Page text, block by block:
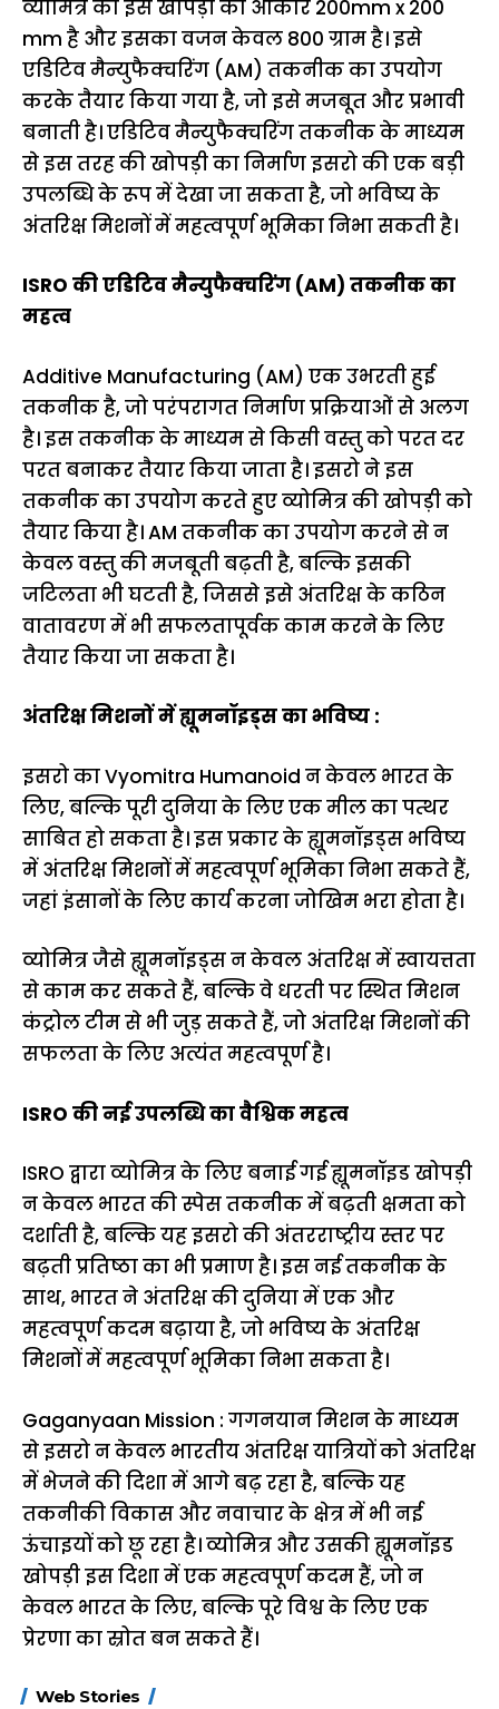
व्योमित्र की इस खोपड़ी का आकार 200mm x 200
mm है और इसका वजन केवल 800 ग्राम है। इसे
एडिटिव मैन्युफैक्चरिंग (AM) तकनीक का उपयोग
करके तैयार किया गया है, जो इसे मजबूत और प्रभावी
बनाती है। एडिटिव मैन्युफैक्चरिंग तकनीक के माध्यम
से इस तरह की खोपड़ी का निर्माण इसरो की एक बड़ी
उपलब्धि के रूप में देखा जा सकता है, जो भविष्य के
अंतरिक्ष मिशनों में महत्वपूर्ण भूमिका निभा सकती है।
ISRO की एडिटिव मैन्युफैक्चरिंग (AM) तकनीक का
महत्व
Additive Manufacturing (AM) एक उभरती हुई
तकनीक है, जो परंपरागत निर्माण प्रक्रियाओं से अलग
है। इस तकनीक के माध्यम से किसी वस्तु को परत दर
परत बनाकर तैयार किया जाता है। इसरो ने इस
तकनीक का उपयोग करते हुए व्योमित्र की खोपड़ी को
तैयार किया है। AM तकनीक का उपयोग करने से न
केवल वस्तु की मजबूती बढ़ती है, बल्कि इसकी
जटिलता भी घटती है, जिससे इसे अंतरिक्ष के कठिन
वातावरण में भी सफलतापूर्वक काम करने के लिए
तैयार किया जा सकता है।
अंतरिक्ष मिशनों में ह्यूमनॉइड्स का भविष्य :
इसरो का Vyomitra Humanoid न केवल भारत के
लिए, बल्कि पूरी दुनिया के लिए एक मील का पत्थर
साबित हो सकता है। इस प्रकार के ह्यूमनॉइड्स भविष्य
में अंतरिक्ष मिशनों में महत्वपूर्ण भूमिका निभा सकते हैं,
जहां इंसानों के लिए कार्य करना जोखिम भरा होता है।
व्योमित्र जैसे ह्यूमनॉइड्स न केवल अंतरिक्ष में स्वायत्तता
से काम कर सकते हैं, बल्कि वे धरती पर स्थित मिशन
कंट्रोल टीम से भी जुड़ सकते हैं, जो अंतरिक्ष मिशनों की
सफलता के लिए अत्यंत महत्वपूर्ण है।
ISRO की नई उपलब्धि का वैश्विक महत्व
ISRO द्वारा व्योमित्र के लिए बनाई गई ह्यूमनॉइड खोपड़ी
न केवल भारत की स्पेस तकनीक में बढ़ती क्षमता को
दर्शाती है, बल्कि यह इसरो की अंतरराष्ट्रीय स्तर पर
बढ़ती प्रतिष्ठा का भी प्रमाण है। इस नई तकनीक के
साथ, भारत ने अंतरिक्ष की दुनिया में एक और
महत्वपूर्ण कदम बढ़ाया है, जो भविष्य के अंतरिक्ष
मिशनों में महत्वपूर्ण भूमिका निभा सकता है।
Gaganyaan Mission : गगनयान मिशन के माध्यम
से इसरो न केवल भारतीय अंतरिक्ष यात्रियों को अंतरिक्ष
में भेजने की दिशा में आगे बढ़ रहा है, बल्कि यह
तकनीकी विकास और नवाचार के क्षेत्र में भी नई
ऊंचाइयों को छू रहा है। व्योमित्र और उसकी ह्यूमनॉइड
खोपड़ी इस दिशा में एक महत्वपूर्ण कदम हैं, जो न
केवल भारत के लिए, बल्कि पूरे विश्व के लिए एक
प्रेरणा का स्रोत बन सकते हैं।
Web Stories